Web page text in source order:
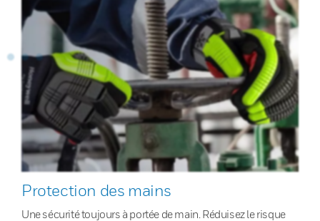
Protection des mains
Une sécurité toujours à portée de main. Réduisez le risque